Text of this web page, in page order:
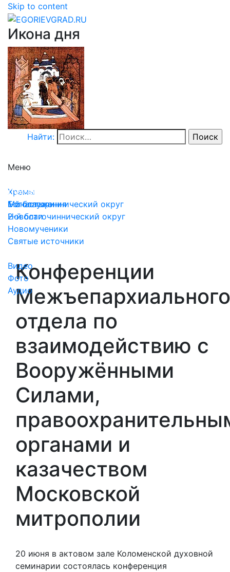
Skip to content
Икона дня
Найти:
Меню
Храмы
Монастыри
Духовенство
1-й благочиннический округ
2-й благочиннический округ
Богослужения
Новости
Новомученики
Святые источники
Видео
Фото
Аудио
Конференции
Межъепархиального
отдела по
взаимодействию с
Вооружёнными
Силами,
органами и
казачеством
Московской
митрополии
20 июня в актовом зале Коломенской духовной
семинарии состоялась конференция